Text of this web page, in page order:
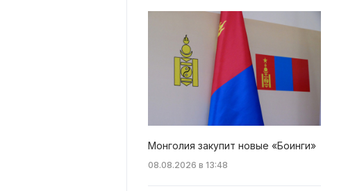
Монголия закупит новые «Боинги»
08.08.2026 в 13:48